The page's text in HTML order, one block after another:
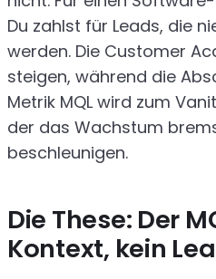
Du zahlst für Leads, die
werden. Die Customer
steigen, während die
Metrik MQL wird zum
der das Wachstum
beschleunigen.
Die These: Der
Kontext, kein